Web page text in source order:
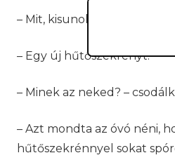
– Mit, kisunokám?
– Egy új hűtőszekrényt.
– Minek az neked? –
– Azt mondta az óvó néni,
hűtőszekrénnyel sokat